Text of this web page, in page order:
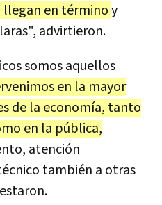
llegan en términoy
advirtieron.
somos aquellos
en la mayor
de la economía, tanto
en la pública,
atención
también a otras